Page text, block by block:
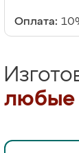
Оплата:
любые